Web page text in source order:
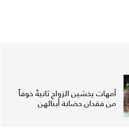
أمهات يخشين الزواج ثانيةً خوفاً
من فقدان حضانة أبنائهن